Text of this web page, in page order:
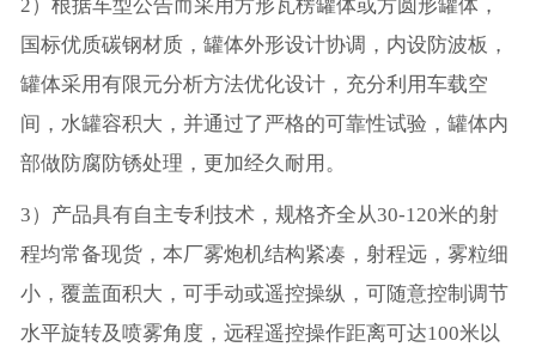
2）根据车型公告而采用方形瓦楞罐体或方圆形罐体，
国标优质碳钢材质，罐体外形设计协调，内设防波板，
罐体采用有限元分析方法优化设计，充分利用车载空
间，水罐容积大，并通过了严格的可靠性试验，罐体内
部做防腐防锈处理，更加经久耐用。
3）产品具有自主专利技术，规格齐全从30-120米的射
程均常备现货，本厂雾炮机结构紧凑，射程远，雾粒细
小，覆盖面积大，可手动或遥控操纵，可随意控制调节
水平旋转及喷雾角度，远程遥控操作距离可达100米以